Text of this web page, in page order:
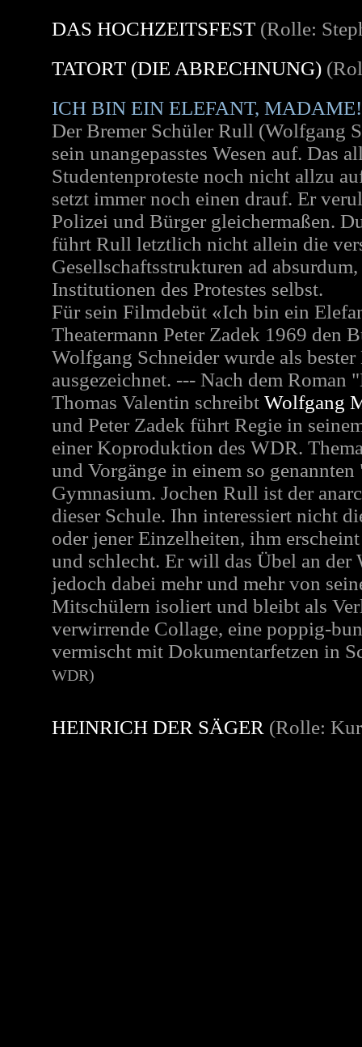
DAS HOCHZEITSFEST (Rolle:
TATORT (DIE ABRECHNUNG)
ICH BIN EIN ELEFANT, MADAME!
Der Bremer Schüler Rull (Wolfgang
sein unangepasstes Wesen auf. Das
Studentenproteste noch nicht allzu
setzt immer noch einen drauf. Er
Polizei und Bürger gleichermaßen.
führt Rull letztlich nicht allein die
Gesellschaftsstrukturen ad
Institutionen des Protestes selbst.
Für sein Filmdebüt «Ich bin ein
Theatermann Peter Zadek 1969 den
Wolfgang Schneider wurde als
ausgezeichnet. --- Nach dem Roman
Thomas Valentin schreibt Wolfgang
und Peter Zadek führt Regie in
einer Koproduktion des WDR.
und Vorgänge in einem so
Gymnasium. Jochen Rull ist der
dieser Schule. Ihn interessiert nicht
oder jener Einzelheiten, ihm
und schlecht. Er will das Übel an der
jedoch dabei mehr und mehr von
Mitschülern isoliert und bleibt als
verwirrende Collage, eine poppig-
vermischt mit Dokumentarfetzen in
WDR)
HEINRICH DER SÄGER (Rolle: